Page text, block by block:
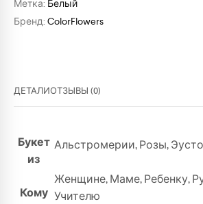
Метка: Белый
Бренд: ColorFlowers
ДЕТАЛИОТЗЫВЫ (0)
Букет
из
Альстромерии,Розы,
Кому
Женщине,Маме,Ребенку,
Учителю